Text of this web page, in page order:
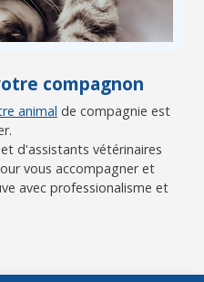
compagnon
animal de compagnie est
d'assistants vétérinaires
vous accompagner et
avec professionalisme et